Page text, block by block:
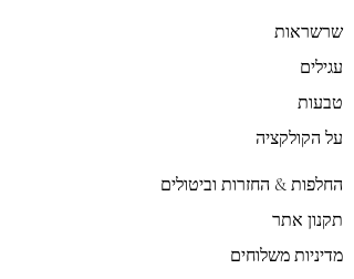
שרשראות
עגילים
טבעות
על הקולקציה
החלפות & החזרות וביטולים
תקנון אתר
מדיניות משלוחים